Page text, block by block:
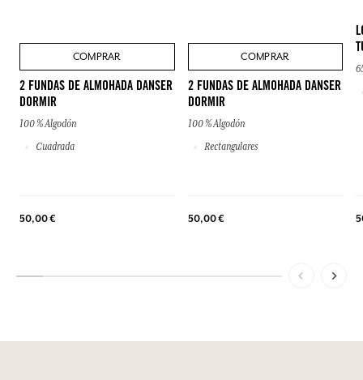
COMPRAR
2 FUNDAS DE ALMOHADA DANSER
DORMIR
100 % Algodón
Cuadrada
50,00 €
COMPRAR
2 FUNDAS DE ALMOHADA DANSER
DORMIR
100 % Algodón
Rectangulares
50,00 €